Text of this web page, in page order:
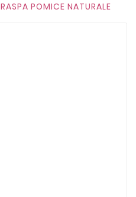
RASPA POMICE NATURALE